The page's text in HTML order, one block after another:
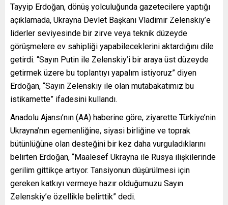
Tayyip Erdoğan, dönüş yolculuğunda gazetecilere yaptığı
açıklamada, Ukrayna Devlet Başkanı Vladimir Zelenskiy’e
liderler seviyesinde bir zirve veya teknik düzeyde
görüşmelere ev sahipliği yapabileceklerini aktardığını dile
getirdi. “Sayın Putin ile Zelenskiy’i bir araya üst düzeyde
getirmek üzere bu toplantıyı yapalım istiyoruz” diyen
Erdoğan, “Sayın Zelenskiy ile olan mutabakatımız bu
istikamette” ifadesini kullandı.
Anadolu Ajansı’nın (AA) haberine göre, ziyarette Türkiye’nin
Ukrayna’nın egemenliğine, siyasi birliğine ve toprak
bütünlüğüne olan desteğini bir kez daha vurguladıklarını
belirten Erdoğan, “Maalesef Ukrayna ile Rusya ilişkilerinde
gerilim gittikçe artıyor. Tansiyonun düşürülmesi için
gereken katkıyı vermeye hazır olduğumuzu Sayın
Zelenskiy’e özellikle belirttik” dedi.